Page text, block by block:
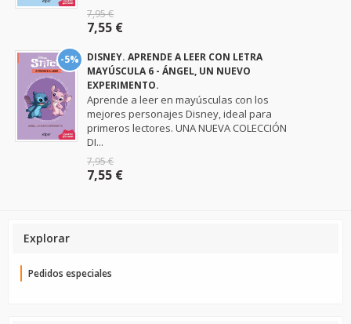
7,95 €
7,55 €
-5%
DISNEY. APRENDE A LEER CON LETRA
MAYÚSCULA 6 - ÁNGEL, UN NUEVO
EXPERIMENTO.
Aprende a leer en mayúsculas con los
mejores personajes Disney, ideal para
primeros lectores. UNA NUEVA COLECCIÓN
DI...
7,95 €
7,55 €
Explorar
Pedidos especiales